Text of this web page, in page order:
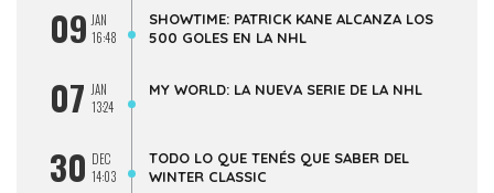
09 JAN
16:48
SHOWTIME: PATRICK KANE ALCANZA LOS
500 GOLES EN LA NHL
07 JAN
13:24
MY WORLD: LA NUEVA SERIE DE LA NHL
30 DEC
14:03
TODO LO QUE TENÉS QUE SABER DEL
WINTER CLASSIC